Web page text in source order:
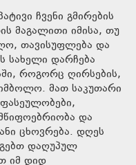
ჩვენი გმირების
მაგალითი იმისა, თუ
თავისუფლება და
სახელი დარჩება
როგორც ღირსების,
მათ საკუთარი
და
ცხოვრება. დღეს
დაღუპულ
იმ დიდ